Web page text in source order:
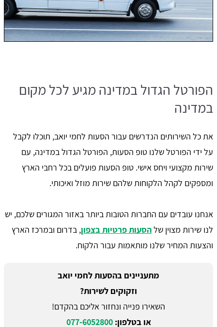
הפורטל הגדול במדינה מגיע לכל מקום
במדינה
את כל השירותים הנדרשים עבור הסעות לחמי יואב, תוכלו לקבל
על ידי הפורטל שלנו טופ הסעות, הפורטל הגדול במדינה, עם
שירות מקצועי ויחס אישי. טופ הסעות פועלים בכל רחבי הארץ
ומספקים לקהל הלקוחות שלהם שירות מוזל ואיכותי.
אנחנו עובדים עם החברות הטובות ביותר באזור המגורים שלכם, יש
לנו שירות מצוין שלהסעות פרטיות בצפון, בדרום ובמרכז הארץ
והצעות המחיר שלנו מותאמות עבור הלקוח.
מתעניינים בהסעות לחמי יואב
וזקוקים לשירות?
השאירו פנייה ונחזור אליכם בהקדם!
או בטלפון:077-6052800